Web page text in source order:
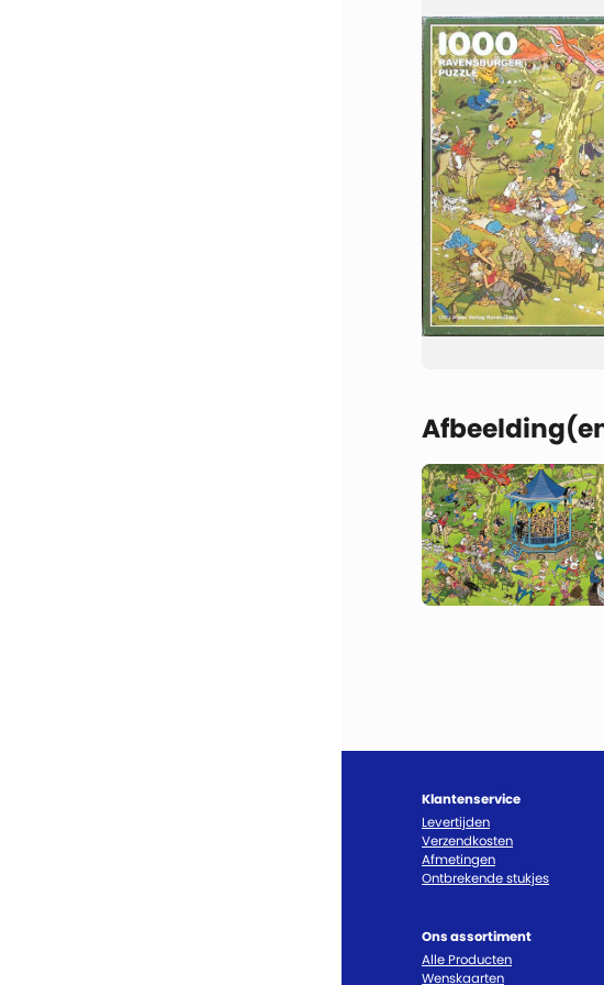
Klantenservice
Levertijden
Verzendkosten
Afmetingen
Ontbrekende stukjes
Ons assortiment
Alle Producten
Wenskaarten